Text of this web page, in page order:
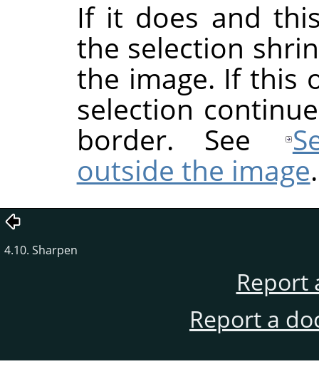
If it does and
the selection
the image. If this
selection
border. See
outside the image.
4.10. Sharpen
Report
Report a